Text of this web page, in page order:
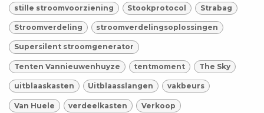
stille stroomvoorziening Stookprotocol Strabag
Stroomverdeling stroomverdelingsoplossingen
Supersilent stroomgenerator
Tenten Vannieuwenhuyze tentmoment The Sky
uitblaaskasten Uitblaasslangen vakbeurs
Van Huele verdeelkasten Verkoop